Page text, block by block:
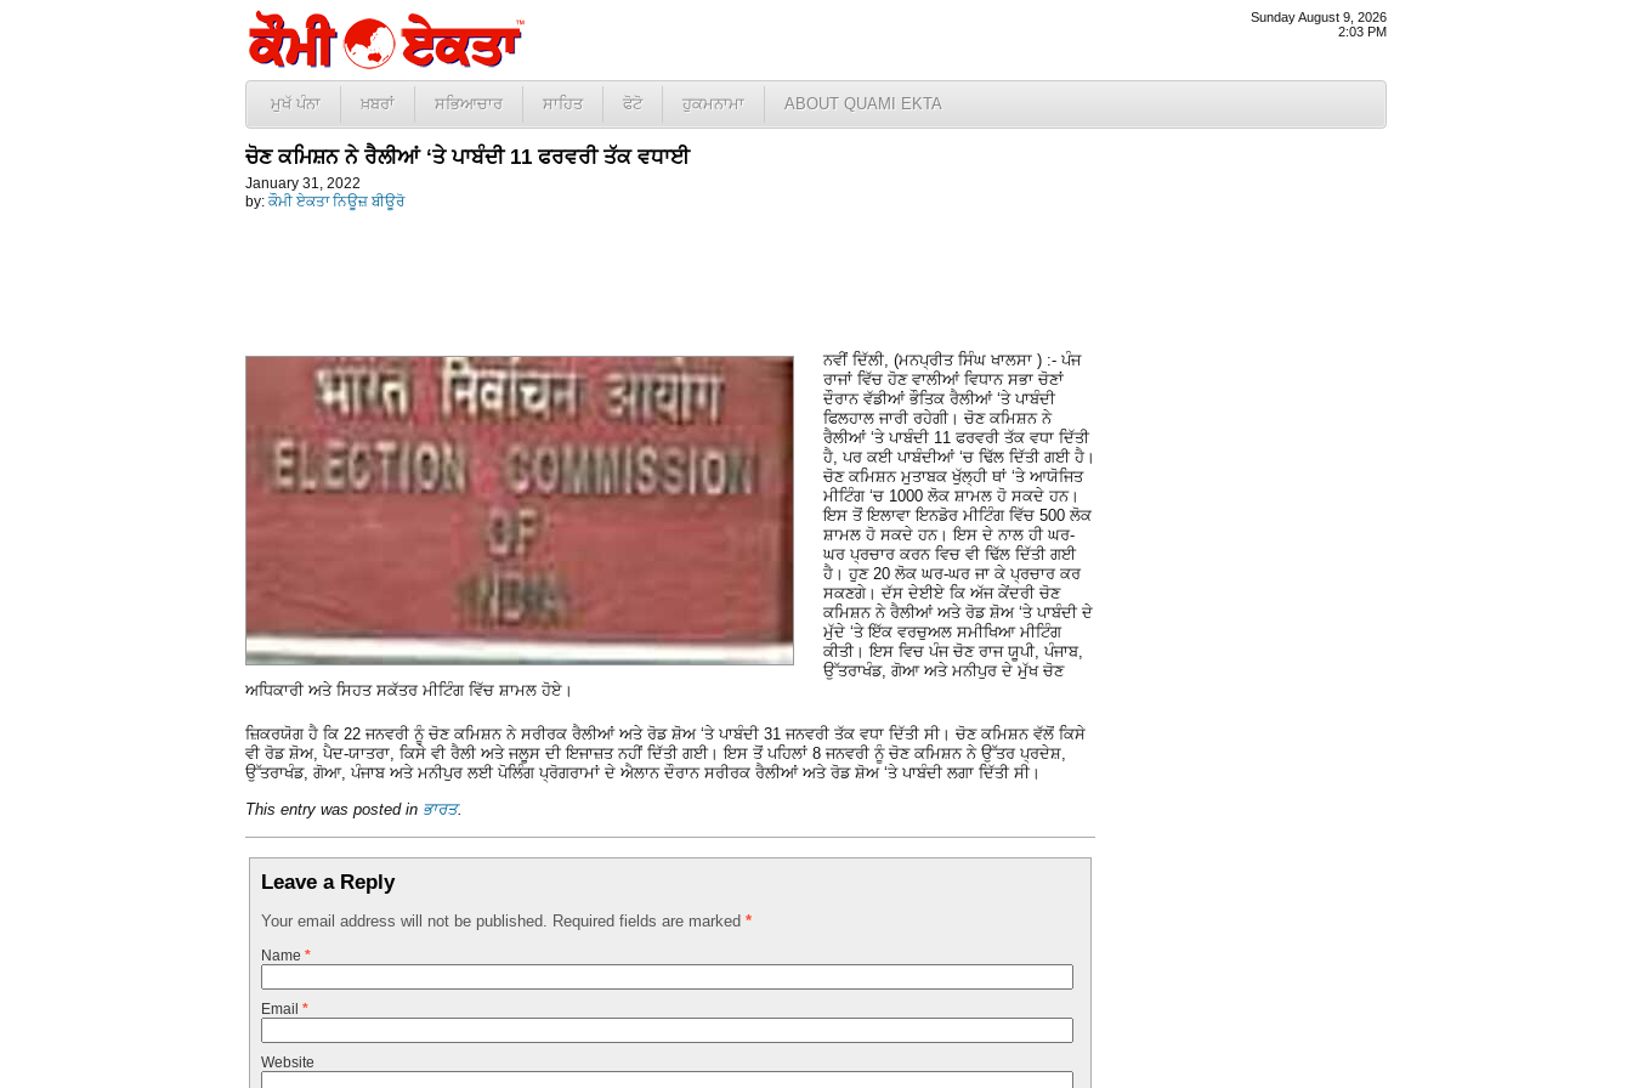
Sunday August 9, 2026
2:03 PM
ਮੁਖੱ ਪੰਨਾ ਖ਼ਬਰਾਂ ਸਭਿਆਚਾਰ ਸਾਹਿਤ ਫੋਟੋ ਹੁਕਮਨਾਮਾ ABOUT QUAMI EKTA
ਚੋਣ ਕਮਿਸ਼ਨ ਨੇ ਰੈਲੀਆਂ ‘ਤੇ ਪਾਬੰਦੀ 11 ਫਰਵਰੀ ਤੱਕ ਵਧਾਈ
January 31, 2022
by: ਕੌਮੀ ਏਕਤਾ ਨਿਊਜ਼ ਬੀਊਰੋ
ਨਵੀਂ ਦਿੱਲੀ, (ਮਨਪ੍ਰੀਤ ਸਿੰਘ ਖਾਲਸਾ ) :- ਪੰਜ
ਰਾਜਾਂ ਵਿੱਚ ਹੋਣ ਵਾਲੀਆਂ ਵਿਧਾਨ ਸਭਾ ਚੋਣਾਂ
ਦੌਰਾਨ ਵੱਡੀਆਂ ਭੌਤਿਕ ਰੈਲੀਆਂ ‘ਤੇ ਪਾਬੰਦੀ
ਫਿਲਹਾਲ ਜਾਰੀ ਰਹੇਗੀ। ਚੋਣ ਕਮਿਸ਼ਨ ਨੇ
ਰੈਲੀਆਂ ‘ਤੇ ਪਾਬੰਦੀ 11 ਫਰਵਰੀ ਤੱਕ ਵਧਾ ਦਿੱਤੀ
ਹੈ, ਪਰ ਕਈ ਪਾਬੰਦੀਆਂ ‘ਚ ਢਿੱਲ ਦਿੱਤੀ ਗਈ ਹੈ।
ਚੋਣ ਕਮਿਸ਼ਨ ਮੁਤਾਬਕ ਖੁੱਲ੍ਹੀ ਥਾਂ ‘ਤੇ ਆਯੋਜਿਤ
ਮੀਟਿੰਗ ‘ਚ 1000 ਲੋਕ ਸ਼ਾਮਲ ਹੋ ਸਕਦੇ ਹਨ।
ਇਸ ਤੋਂ ਇਲਾਵਾ ਇਨਡੋਰ ਮੀਟਿੰਗ ਵਿੱਚ 500 ਲੋਕ
ਸ਼ਾਮਲ ਹੋ ਸਕਦੇ ਹਨ। ਇਸ ਦੇ ਨਾਲ ਹੀ ਘਰ-
ਘਰ ਪ੍ਰਚਾਰ ਕਰਨ ਵਿਚ ਵੀ ਢਿੱਲ ਦਿੱਤੀ ਗਈ
ਹੈ। ਹੁਣ 20 ਲੋਕ ਘਰ-ਘਰ ਜਾ ਕੇ ਪ੍ਰਚਾਰ ਕਰ
ਸਕਣਗੇ। ਦੱਸ ਦੇਈਏ ਕਿ ਅੱਜ ਕੇਂਦਰੀ ਚੋਣ
ਕਮਿਸ਼ਨ ਨੇ ਰੈਲੀਆਂ ਅਤੇ ਰੋਡ ਸ਼ੋਅ ‘ਤੇ ਪਾਬੰਦੀ ਦੇ
ਮੁੱਦੇ ‘ਤੇ ਇੱਕ ਵਰਚੁਅਲ ਸਮੀਖਿਆ ਮੀਟਿੰਗ
ਕੀਤੀ। ਇਸ ਵਿਚ ਪੰਜ ਚੋਣ ਰਾਜ ਯੂਪੀ, ਪੰਜਾਬ,
ਉੱਤਰਾਖੰਡ, ਗੋਆ ਅਤੇ ਮਨੀਪੁਰ ਦੇ ਮੁੱਖ ਚੋਣ
ਅਧਿਕਾਰੀ ਅਤੇ ਸਿਹਤ ਸਕੱਤਰ ਮੀਟਿੰਗ ਵਿੱਚ ਸ਼ਾਮਲ ਹੋਏ।
ਜ਼ਿਕਰਯੋਗ ਹੈ ਕਿ 22 ਜਨਵਰੀ ਨੂੰ ਚੋਣ ਕਮਿਸ਼ਨ ਨੇ ਸਰੀਰਕ ਰੈਲੀਆਂ ਅਤੇ ਰੋਡ ਸ਼ੋਅ ‘ਤੇ ਪਾਬੰਦੀ 31 ਜਨਵਰੀ ਤੱਕ ਵਧਾ ਦਿੱਤੀ ਸੀ। ਚੋਣ ਕਮਿਸ਼ਨ ਵੱਲੋਂ ਕਿਸੇ
ਵੀ ਰੋਡ ਸ਼ੋਅ, ਪੈਦ-ਯਾਤਰਾ, ਕਿਸੇ ਵੀ ਰੈਲੀ ਅਤੇ ਜਲੂਸ ਦੀ ਇਜਾਜ਼ਤ ਨਹੀਂ ਦਿੱਤੀ ਗਈ। ਇਸ ਤੋਂ ਪਹਿਲਾਂ 8 ਜਨਵਰੀ ਨੂੰ ਚੋਣ ਕਮਿਸ਼ਨ ਨੇ ਉੱਤਰ ਪ੍ਰਦੇਸ਼,
ਉੱਤਰਾਖੰਡ, ਗੋਆ, ਪੰਜਾਬ ਅਤੇ ਮਨੀਪੁਰ ਲਈ ਪੋਲਿੰਗ ਪ੍ਰੋਗਰਾਮਾਂ ਦੇ ਐਲਾਨ ਦੌਰਾਨ ਸਰੀਰਕ ਰੈਲੀਆਂ ਅਤੇ ਰੋਡ ਸ਼ੋਅ ‘ਤੇ ਪਾਬੰਦੀ ਲਗਾ ਦਿੱਤੀ ਸੀ।
This entry was posted in ਭਾਰਤ.
Leave a Reply
Your email address will not be published. Required fields are marked *
Name *
Email *
Website